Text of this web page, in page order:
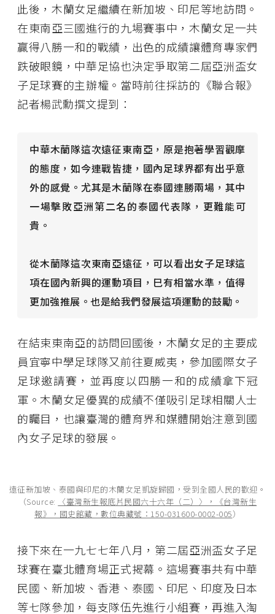
此後，木蘭女足繼續在新加坡、印尼等地訪問。
在東南亞三國進行的九場賽事中，木蘭女足一共
贏得八勝一和的戰績，出色的成績讓體育專家們
跌破眼鏡，中華足協也決定爭取第二屆亞洲盃女
子足球賽的主辦權。當時前往採訪的《聯合報》
記者楊武勳撰文提到：
中華木蘭隊這次遠征東南亞，原是抱著學習觀摩
的態度，如今連戰皆捷，國內足球界都有出乎意
外的感覺。尤其是木蘭隊在泰國連勝兩場，其中
一場擊敗亞洲第二名的泰國代表隊，更難能可
貴。
從木蘭隊這次東南亞遠征，可以看出女子足球這
項在國內新興的運動項目，巳有相當水準，值得
更加強推展。也是給我們發展這項運動的鼓勵。
在結束東南亞的訪問回國後，木蘭女足的主要成
員宜寧中學足球隊又前往夏威夷，參加國際女子
足球邀請賽，並再度以四勝一和的成績拿下冠
軍。木蘭女足優異的成績不僅吸引足球相關人士
的矚目，也讓臺灣的體育界和媒體開始注意到國
內女子足球的發展。
遠征新加坡、泰國與印尼的木蘭女足凱旋歸國，受到全國人民的歡迎。
（Source:
〈臺灣新生報底片民國六十六年（二）〉，《台灣新生
報》，國史館藏，數位典藏號：150-031600-0002-005）
接下來在一九七七年八月，第二屆亞洲盃女子足
球賽在臺北體育場正式揭幕。這場賽事共有中華
民國、新加坡、香港、泰國、印尼、印度及日本
等七隊參加，每支隊伍先進行小組賽，再進入淘